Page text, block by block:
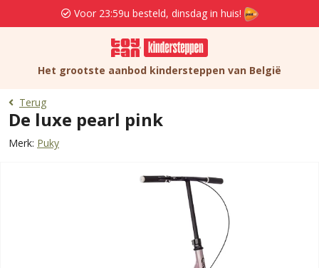
Voor 23:59u besteld, dinsdag in huis!
Het grootste aanbod kindersteppen van België
Terug
De luxe pearl pink
Merk: Puky